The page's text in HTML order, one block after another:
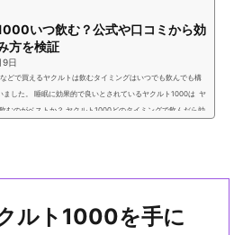
いつ飲む？公式や口コミから効
方を検証
9日
どで買えるヤクルトは飲むタイミングはいつでも飲んでも構
ました。 睡眠に効果的で良いとされているヤクルト1000は ヤ
むのがベストか？ ヤクルト1000どのタイミングで飲んだら効
ルト1000を手に